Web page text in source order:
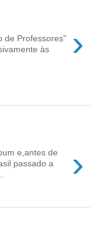
›
de Professores"
às
›
e,antes de
passado a